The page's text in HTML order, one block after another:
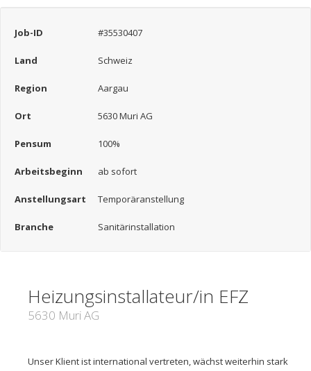
Job-ID #35530407
Land Schweiz
Region Aargau
Ort 5630 Muri AG
Pensum 100%
Arbeitsbeginn ab sofort
Anstellungsart Temporäranstellung
Branche Sanitärinstallation
Heizungsinstallateur/in EFZ
5630 Muri AG
Unser Klient ist international vertreten, wächst weiterhin stark